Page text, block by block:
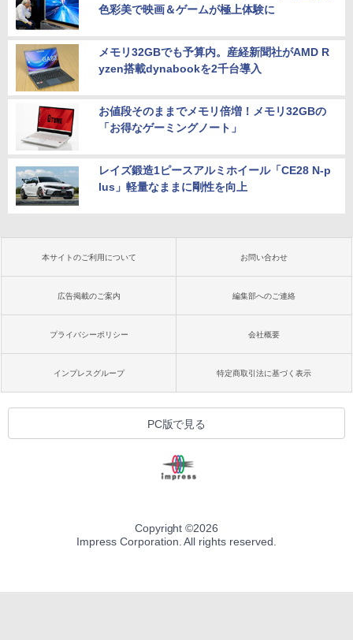
色彩美で映画＆ゲームが極上体験に
メモリ32GBでも予算内。産経新聞社がAMD R
yzen搭載dynabookを2千台導入
お値段そのままでメモリ倍増！メモリ32GBの
「お得なゲーミングノート」
レイズ鍛造1ピースアルミホイール「CE28 N-p
lus」軽量なままに剛性を向上
本サイトのご利用について お問い合わせ
広告掲載のご案内 編集部へのご連絡
プライバシーポリシー 会社概要
インプレスグループ 特定商取引法に基づく表示
PC版で見る
Copyright ©2026
Impress Corporation. All rights reserved.